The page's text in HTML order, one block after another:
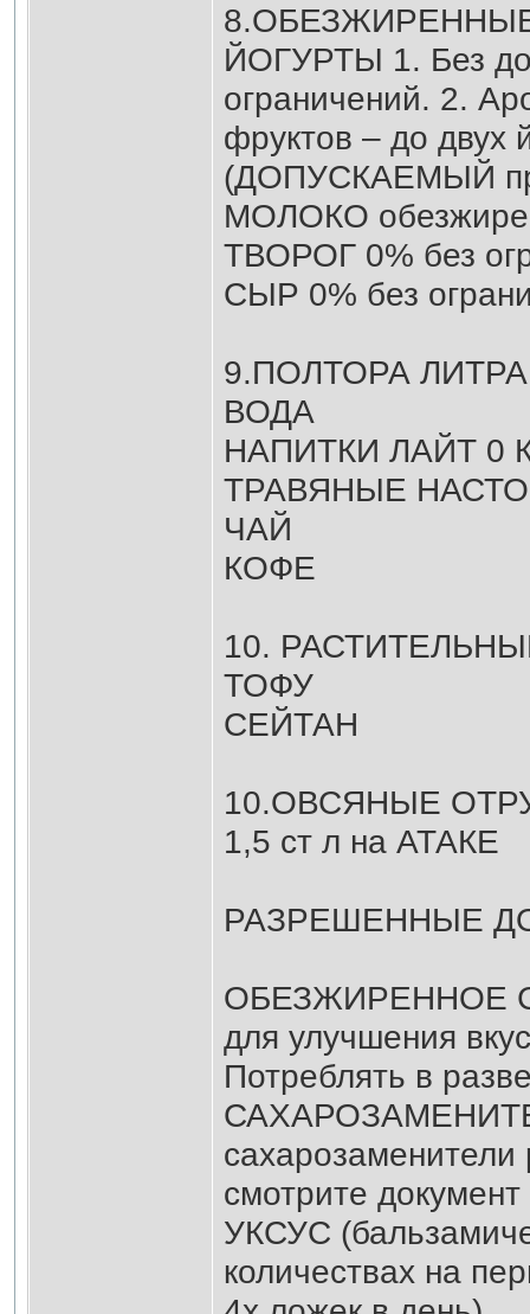
ЙОГУРТЫ 1. Без
ограничений. 2.
фруктов – до двух
(ДОПУСКАЕМЫЙ
МОЛОКО
ТВОРОГ 0% без
СЫР 0% без
9.ПОЛТОРА
ВОДА
НАПИТКИ ЛАЙТ 0
ТРАВЯНЫЕ
ЧАЙ
КОФЕ
10.
ТОФУ
СЕЙТАН
10.ОВСЯНЫЕ
1,5 ст л на АТАКЕ
РАЗРЕШЕННЫЕ
ОБЕЗЖИРЕННОЕ
для улучшения
Потреблять в
смотрите
УКСУС
количествах на